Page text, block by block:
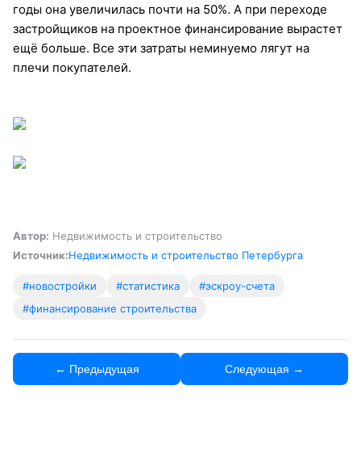
годы она увеличилась почти на 50%. А при переходе
застройщиков на проектное финансирование вырастет
ещё больше. Все эти затраты неминуемо лягут на
плечи покупателей.
Автор: Недвижимость и строительство
Источник:Недвижимость и строительство Петербурга
#новостройки #статистика
#эскроу-счета
#финансирование строительства
← Предыдущая Следующая →